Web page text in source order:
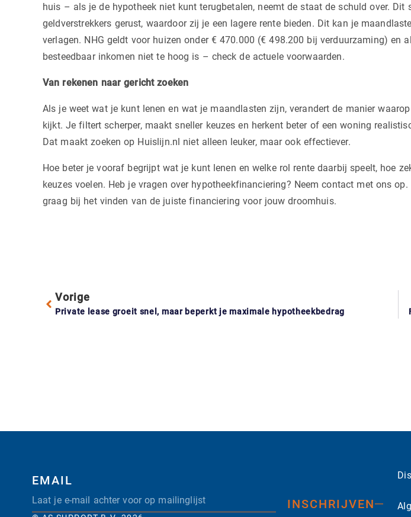
huis – als je de hypotheek niet kunt terugbetalen, neemt de staat de schuld over. Dit
geldverstrekkers gerust, waardoor zij je een lagere rente bieden. Dit kan je
verlagen. NHG geldt voor huizen onder € 470.000 (€ 498.200 bij verduurzaming) en
besteedbaar inkomen niet te hoog is – check de actuele voorwaarden.
Van rekenen naar gericht zoeken
Als je weet wat je kunt lenen en wat je maandlasten zijn, verandert de manier
kijkt. Je filtert scherper, maakt sneller keuzes en herkent beter of een woning
Dat maakt zoeken op Huislijn.nl niet alleen leuker, maar ook effectiever.
Hoe beter je vooraf begrijpt wat je kunt lenen en welke rol rente daarbij speelt, hoe
keuzes voelen. Heb je vragen over hypotheekfinanciering? Neem contact met ons op.
graag bij het vinden van de juiste financiering voor jouw droomhuis.
Vorige
Private lease groeit snel, maar beperkt je maximale hypotheekbedrag
EMAIL
INSCHRIJVEN